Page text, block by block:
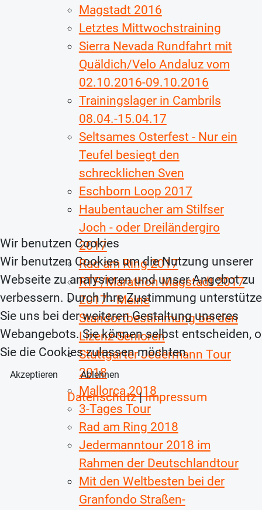
Magstadt 2016
Letztes Mittwochstraining
Sierra Nevada Rundfahrt mit
Quäldich/Velo Andaluz vom
02.10.2016-09.10.2016
Trainingslager in Cambrils
08.04.-15.04.17
Seltsames Osterfest - Nur ein
Teufel besiegt den
schrecklichen Sven
Eschborn Loop 2017
Haubentaucher am Stilfser
Joch - oder Dreiländergiro
2017
Rad am Ring 2017
RTF/Marathon Magstadt 2017
2017 - Meine
Standortbestimmung bei den
Lizenz-Senioren
Stuttgarter Jedermann Tour
2018
Mallorca 2018
3-Tages Tour
Rad am Ring 2018
Jedermanntour 2018 im
Rahmen der Deutschlandtour
Mit den Weltbesten bei der
Granfondo Straßen-
Wir benutzen Cookies
Wir benutzen Cookies um die Nutzung unserer
Webseite zu analysieren und unser Angebot zu
verbessern. Durch Ihre Zustimmung
Sie uns bei der weiteren Gestaltung unseres
Webangebots. Sie können selbst entscheiden,
Sie die Cookies zulassen möchten.
Akzeptieren Ablehnen
Datenschutz|Impressum